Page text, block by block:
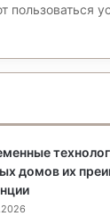
пользоваться
домов их